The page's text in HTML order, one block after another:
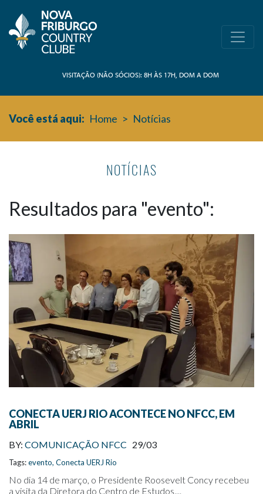
VISITAÇÃO (NÃO SÓCIOS): 8H ÀS 17H, DOM A DOM
Você está aqui: Home > Notícias
NOTÍCIAS
Resultados para "evento":
CONECTA UERJ RIO ACONTECE NO NFCC, EM
ABRIL
BY: COMUNICAÇÃO NFCC 29/03
Tags:evento, Conecta UERJ Rio
No dia 14 de março, o Presidente Roosevelt Concy recebeu
a visita da Diretora do Centro de Estudos....